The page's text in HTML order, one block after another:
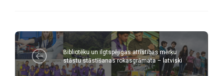
Bibliotēku un ilgtspējīgas attīstības mērķu
stāstu stāstīšanas rokasgrāmata – latviski